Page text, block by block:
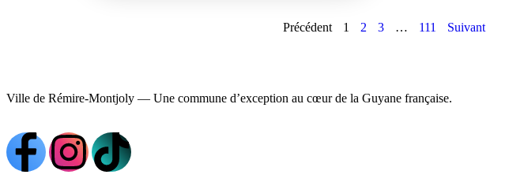
Précédent 1 2 3 … 111 Suivant
Ville de Rémire-Montjoly — Une commune d’exception au cœur de la Guyane française.